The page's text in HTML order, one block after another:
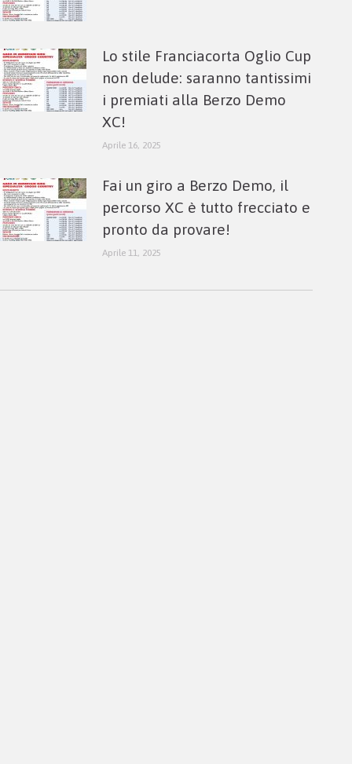
Lo stile Franciacorta Oglio Cup
non delude: saranno tantissimi
i premiati alla Berzo Demo
XC!
Aprile 16, 2025
Fai un giro a Berzo Demo, il
percorso XC è tutto frecciato e
pronto da provare!
Aprile 11, 2025